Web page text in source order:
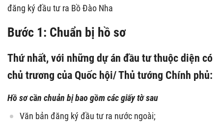
đăng ký đầu tư ra Bồ Đào Nha
Bước 1: Chuẩn bị hồ sơ
Thứ nhất, với những dự án đầu tư thuộc diện có
chủ trương của Quốc hội/ Thủ tướng Chính phủ:
Hồ sơcần chuản bị bao gồm các giấy tờ sau
Văn bản đăng ký đầu tư ra nước ngoài;